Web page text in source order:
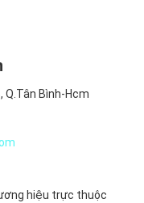
Q.Tân Bình-Hcm
hiệu trực thuộc